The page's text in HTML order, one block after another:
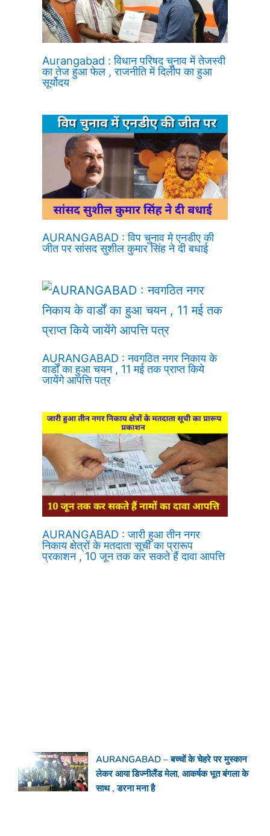
Aurangabad : विधान परिषद चुनाव में तेजस्वी
का तेज हुआ फेल , राजनीति में दिलीप का हुआ
सूर्योदय
AURANGABAD : विप चुनाव मे एनडीए की
जीत पर सांसद सुशील कुमार सिंह ने दी बधाई
AURANGABAD : नवगठित नगर निकाय के
वार्डों का हुआ चयन , 11 मई तक प्राप्त किये
जायेंगे आपत्ति पत्र
AURANGABAD : जारी हुआ तीन नगर
निकाय क्षेत्रों के मतदाता सूची का प्रारूप
प्रकाशन , 10 जून तक कर सकते हैं दावा आपत्ति
AURANGABAD – बच्चों के चेहरे पर मुस्कान
लेकर आया डिज्नीलैंड मेला, आकर्षक भूत बंगला के
साथ , डरना मना है